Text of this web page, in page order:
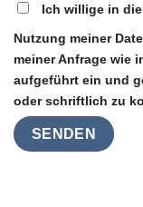
Ich willige in
Nutzung meiner
meiner Anfrage wie
aufgeführt ein und
oder schriftlich zu